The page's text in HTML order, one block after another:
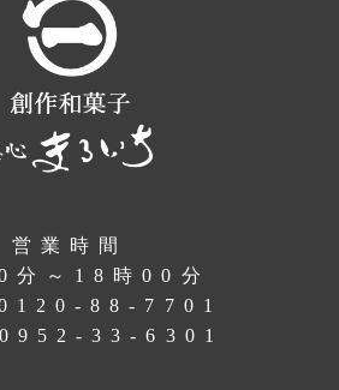
営業時間
分～18時00分
88-7701
33-6301